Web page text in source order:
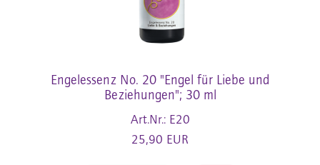
Engelessenz No. 20 "Engel für Liebe und
Beziehungen"; 30 ml
Art.Nr.: E20
25,90 EUR